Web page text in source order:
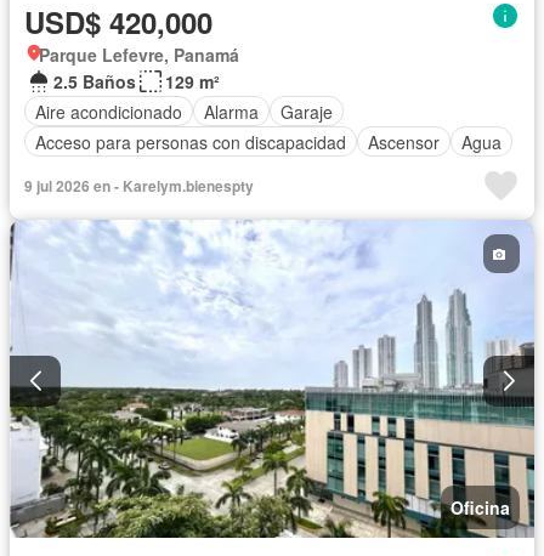
USD$ 420,000
Parque Lefevre, Panamá
2.5 Baños
129 m²
Aire acondicionado
Alarma
Garaje
Acceso para personas con discapacidad
Ascensor Agua
9 jul 2026 en - Karelym.bienespty
Oficina